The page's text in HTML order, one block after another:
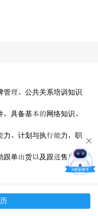
公共关系培训知识
具备基网络知识
计划与执力职
跟单货及跟售服